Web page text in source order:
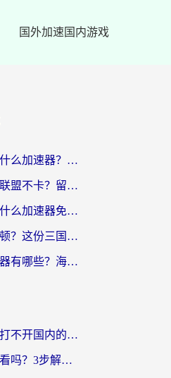
国外加速国内游戏
国外打魔渊之刃用什么加速器？2026海外玩家国服游戏加速全攻略（附闪耀暖暖&复苏的魔女避坑指南）
在美国怎么打英雄联盟不卡？留学生亲测的国服游戏加速全攻略
国外玩无尽冬日用什么加速器免费？海外党国服游戏加速避坑指南
海外玩三国杀总卡顿？这份三国杀游戏加速器指南帮你告别延迟烦恼
火影忍者美国加速器有哪些？海外党亲测的国服游戏加速全攻略（含菲律宾玩三国之刃守望黎明技巧）
海外党必看：国外打不开国内的app怎么办？3步解决你的乡愁
优酷会员在海外能看吗？3步解决海外追剧难题，附实测好用加速器推荐